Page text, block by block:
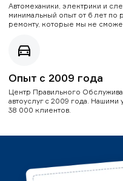
Автомеханики, электрики и
минимальный опыт от 6 лет по
ремонту, которые мы не
Опыт с 2009 года
Центр Правильного
автоуслуг с 2009 года.
38 000 клиентов.